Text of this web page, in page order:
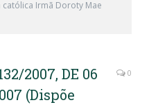
Irmã Doroty Mae
2007, DE 06
(Dispõe
0